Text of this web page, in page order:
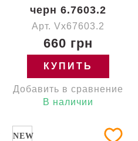
черн 6.7603.2
Арт. Vx67603.2
660 грн
КУПИТЬ
Добавить в сравнение
В наличии
NEW